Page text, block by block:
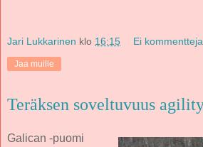
Jari Lukkarinen klo 16:15 Ei
Jaa muille
Teräksen soveltuvuus
Galican -puomi